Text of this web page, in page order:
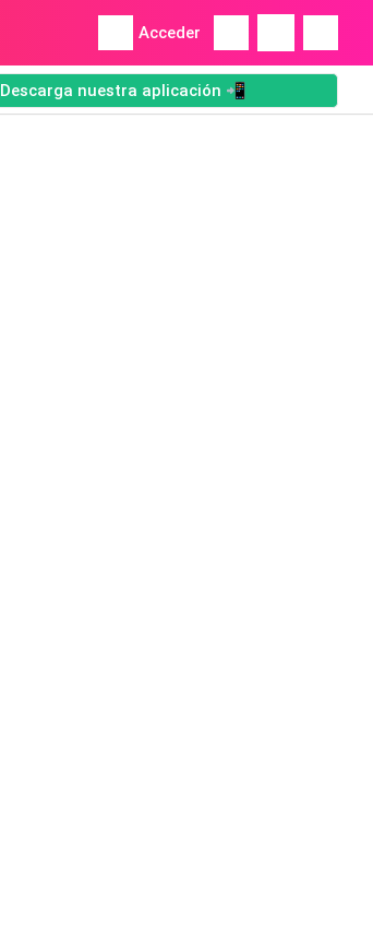
Acceder
Descarga nuestra aplicación 📲